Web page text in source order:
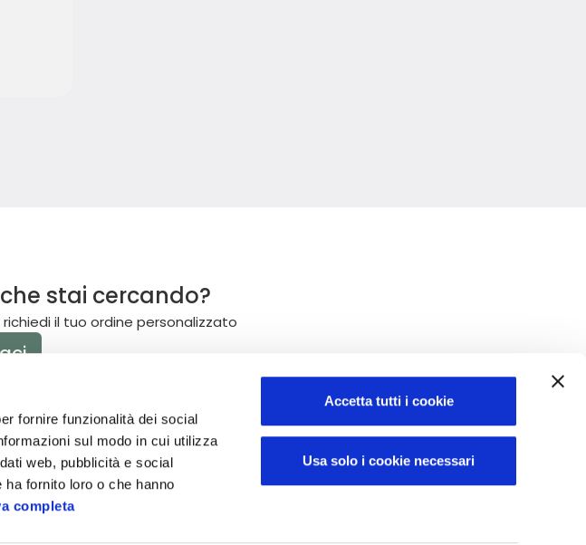
fornire funzionalità dei social
sul modo in cui utilizza
web, pubblicità e social
fornito loro o che hanno
completa
Accetta tutti i cookie
Usa solo i cookie necessari
stai cercando?
il tuo ordine personalizzato